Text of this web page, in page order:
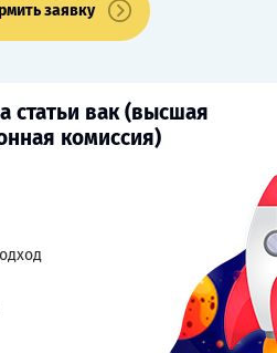
заявку
статьи вак (высшая
комиссия)